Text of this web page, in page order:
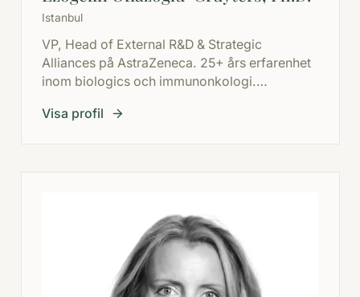
Istanbul
VP, Head of External R&D & Strategic
Alliances på AstraZeneca. 25+ års erfarenhet
inom biologics och immunonkologi.
KEYTRUDA®, VIDAZA® och LUMOXITI™.
Visa profil